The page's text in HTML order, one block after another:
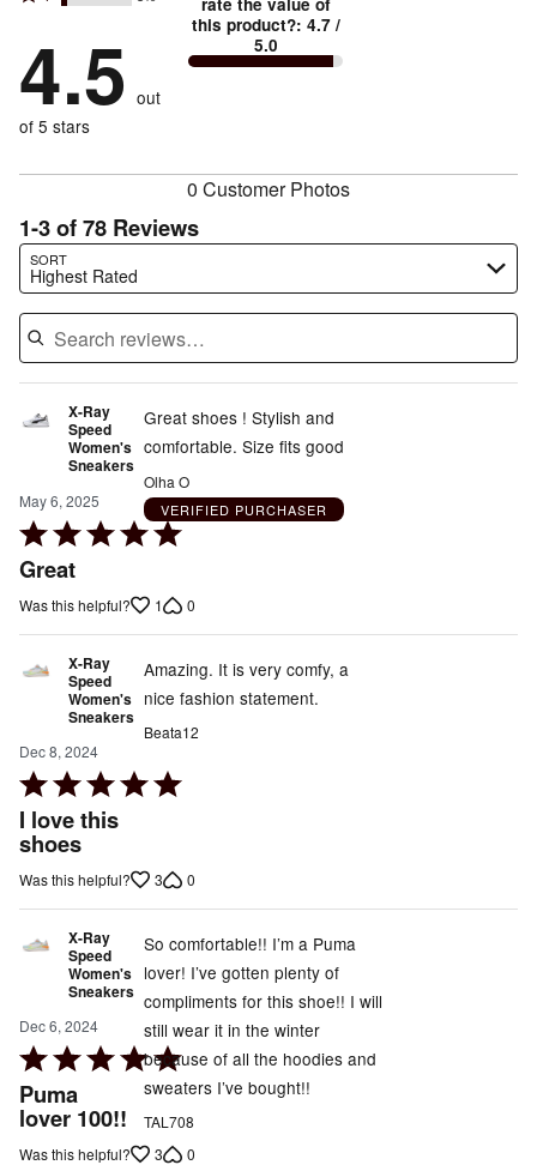
reviewers
by
of
reviewers
stars
3%
of
reviewers
by
1%
reviewers
stars
by
8%
of
4.5 out
of 5 stars
this product?: 4.7/
5.0
0 Customer Photos
1-3 of 78 Reviews
SORT
Highest Rated
Search reviews…
X-Ray
Speed
Women's
Sneakers
May 6, 2025
Rated
5
of
Great
Great shoes ! Stylish and
comfortable. Size fits good
Olha O
VERIFIED PURCHASER
Was this helpful? 1 0
X-Ray
Speed
Women's
Sneakers
Dec 8, 2024
Rated
5
out
of
I love this
shoes
Amazing. It is very comfy, a
nice fashion statement.
Beata12
Was this helpful? 3 0
X-Ray
Speed
Women's
Sneakers
Dec 6, 2024
Rated
5
out
of
Puma
lover 100!!
So comfortable!! I’m a Puma
lover! I’ve gotten plenty of
compliments for this shoe!! I will
still wear it in the winter
because of all the hoodies and
sweaters I’ve bought!!
TAL708
Was this helpful?
3 0